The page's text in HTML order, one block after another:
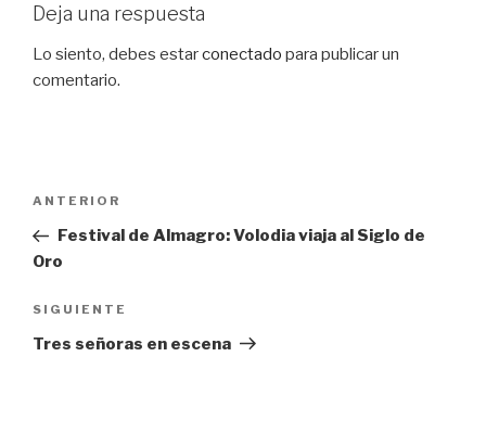
Deja una respuesta
Lo siento, debes estarconectado para publicar un
comentario.
entradas
Entrada
anterior:
ANTERIOR
Festival de Almagro: Volodia viaja al Siglo de
Oro
Siguiente
entrada
SIGUIENTE
Tres señoras en escena